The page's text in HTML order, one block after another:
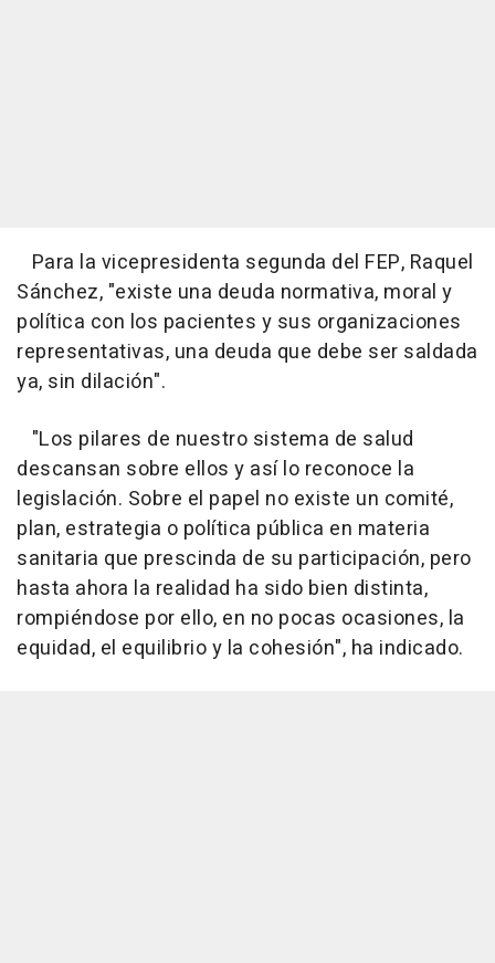
Para la vicepresidenta segunda del FEP, Raquel
Sánchez, "existe una deuda normativa, moral y
política con los pacientes y sus organizaciones
representativas, una deuda que debe ser saldada
ya, sin dilación".
"Los pilares de nuestro sistema de salud
descansan sobre ellos y así lo reconoce la
legislación. Sobre el papel no existe un comité,
plan, estrategia o política pública en materia
sanitaria que prescinda de su participación, pero
hasta ahora la realidad ha sido bien distinta,
rompiéndose por ello, en no pocas ocasiones, la
equidad, el equilibrio y la cohesión", ha indicado.